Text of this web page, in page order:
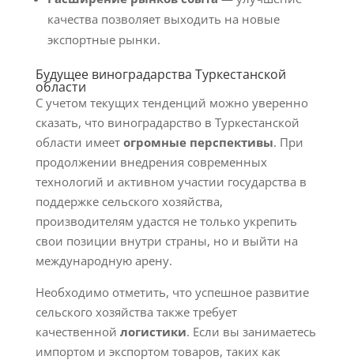
качества позволяет выходить на новые
экспортные рынки.
Будущее виноградарства Туркестанской
области
С учетом текущих тенденций можно уверенно
сказать, что виноградарство в Туркестанской
области имеет огромные перспективы. При
продолжении внедрения современных
технологий и активном участии государства в
поддержке сельского хозяйства,
производителям удастся не только укрепить
свои позиции внутри страны, но и выйти на
международную арену.
Необходимо отметить, что успешное развитие
сельского хозяйства также требует
качественной логистики. Если вы занимаетесь
импортом и экспортом товаров, таких как